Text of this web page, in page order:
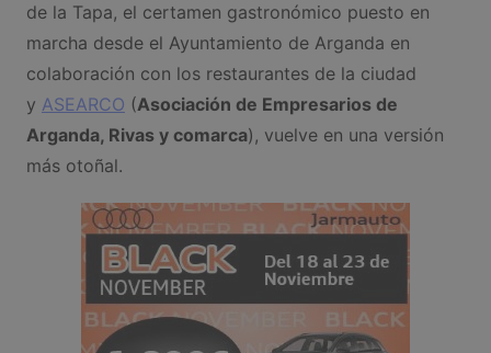
de la Tapa, el certamen gastronómico puesto en
marcha desde el Ayuntamiento de Arganda en
colaboración con los restaurantes de la ciudad
y ASEARCO (Asociación de Empresarios de
Arganda, Rivas y comarca), vuelve en una versión
más otoñal.